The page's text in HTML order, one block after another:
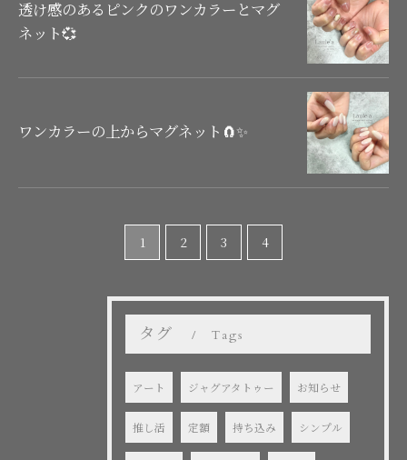
透け感のあるピンクのワンカラーとマグ
ネット💞
ワンカラーの上からマグネット🧲✨
1 2 3 4
タグ Tags
アート ジャグアタトゥー お知らせ
推し活 定額 持ち込み シンプル